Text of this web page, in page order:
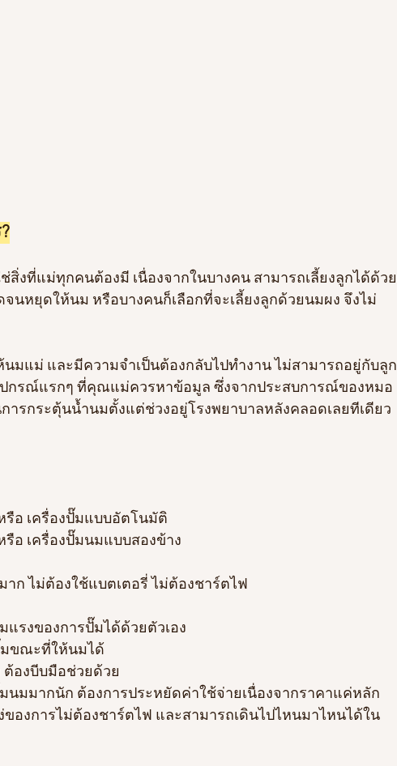
สิ่งที่แม่ทุกคนต้องมี เนื่องจากในบางคน สามารถเลี้ยงลูกได้ด้วย
นหยุดให้นม หรือบางคนก็เลือกที่จะเลี้ยงลูกด้วยนมผง จึงไม่
แม่ และมีความจำเป็นต้องกลับไปทำงาน ไม่สามารถอยู่กับลูก
ปกรณ์แรกๆ ที่คุณแม่ควรหาข้อมูล ซึ่งจากประสบการณ์ของหมอ
ารกระตุ้นน้ำนมตั้งแต่ช่วงอยู่โรงพยาบาลหลังคลอดเลยทีเดียว
รือ เครื่องปั๊มแบบอัตโนมัติ
อ เครื่องปั๊มนมแบบสองข้าง
ก ไม่ต้องใช้แบตเตอรี่ ไม่ต้องชาร์ตไฟ
รงของการปั๊มได้ด้วยตัวเอง
มขณะที่ให้นมได้
องบีบมือช่วยด้วย
มมากนัก ต้องการประหยัดค่าใช้จ่ายเนื่องจากราคาแค่หลัก
องการไม่ต้องชาร์ตไฟ และสามารถเดินไปไหนมาไหนได้ใน